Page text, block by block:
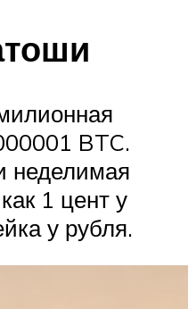
BTC.
неделимая
1 цент у
у рубля.